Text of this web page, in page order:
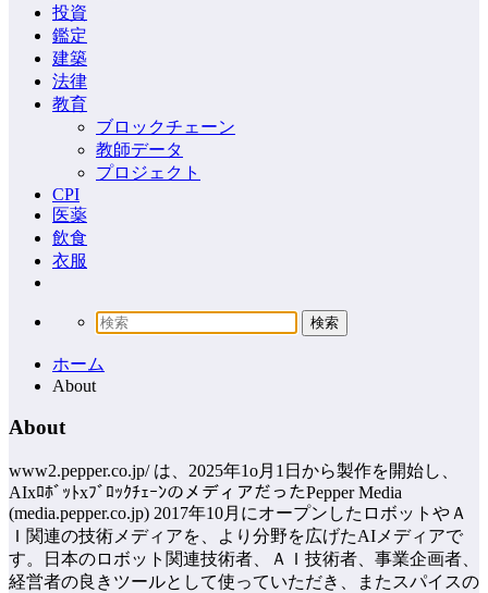
投資
鑑定
建築
法律
教育
ブロックチェーン
教師データ
プロジェクト
CPI
医薬
飲食
衣服
ホーム
About
About
www2.pepper.co.jp/ は、2025年1o月1日から製作を開始し、
AIxﾛﾎﾞｯﾄxﾌﾞﾛｯｸﾁｪｰﾝのメディアだったPepper Media
(media.pepper.co.jp) 2017年10月にオープンしたロボットやＡ
Ｉ関連の技術メディアを、より分野を広げたAIメディアで
す。日本のロボット関連技術者、ＡＩ技術者、事業企画者、
経営者の良きツールとして使っていただき、またスパイスの